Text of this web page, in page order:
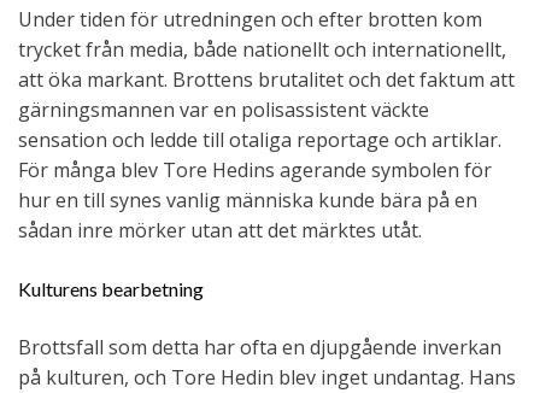
Under tiden för utredningen och efter brotten kom
trycket från media, både nationellt och internationellt,
att öka markant. Brottens brutalitet och det faktum att
gärningsmannen var en polisassistent väckte
sensation och ledde till otaliga reportage och artiklar.
För många blev Tore Hedins agerande symbolen för
hur en till synes vanlig människa kunde bära på en
sådan inre mörker utan att det märktes utåt.
Kulturens bearbetning
Brottsfall som detta har ofta en djupgående inverkan
på kulturen, och Tore Hedin blev inget undantag. Hans